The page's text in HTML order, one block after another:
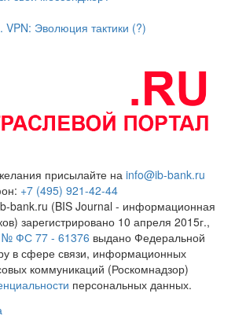
Эволюция тактики (?)
присылайте на info@ib-bank.ru
+7 (495) 921-42-44
bank.ru (BIS Journal - информационная
зарегистрировано 10 апреля 2015г.,
№ ФС 77 - 61376 выдано Федеральной
в сфере связи, информационных
коммуникаций (Роскомнадзор)
персональных данных.